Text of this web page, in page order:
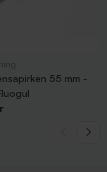
55 mm -